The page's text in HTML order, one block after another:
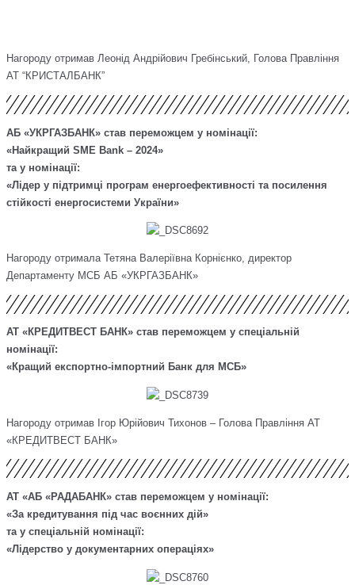
Нагороду отримав Леонід Андрійович Гребінський, Голова Правління
АТ “КРИСТАЛБАНК”
АБ «УКРГАЗБАНК» став переможцем у номінації:
«Найкращий SME Bank – 2024»
та у номінації:
«Лідер у підтримці програм енергоефективності та посилення
стійкості енергосистеми України»
Нагороду отримала Тетяна Валеріївна Корнієнко, директор
Департаменту МСБ АБ «УКРГАЗБАНК»
АТ «КРЕДИТВЕСТ БАНК» став переможцем у спеціальній
номінації:
«Кращий експортно-імпортний Банк для МСБ»
Нагороду отримав Ігор Юрійович Тихонов – Голова Правління АТ
«КРЕДИТВЕСТ БАНК»
АТ «АБ «РАДАБАНК» став переможцем у номінації:
«За кредитування під час воєнних дій»
та у спеціальній номінації:
«Лідерство у документарних операціях»